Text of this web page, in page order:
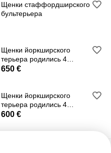
Щенки стаффордширского
бультерьера
Щенки йоркширского
терьера родились 4
ноября 2025 года.
650 €
Щенки йоркширского
терьера родились 4
ноября 2025 года.
600 €